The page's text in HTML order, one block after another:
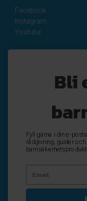
Facebook
Instagram
Youtube
NyhetsbrevBli
Fyll gärna i din e-
rådgivning, guider